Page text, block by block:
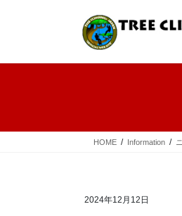
ツ
シ
HOME Information
2024年12月12日